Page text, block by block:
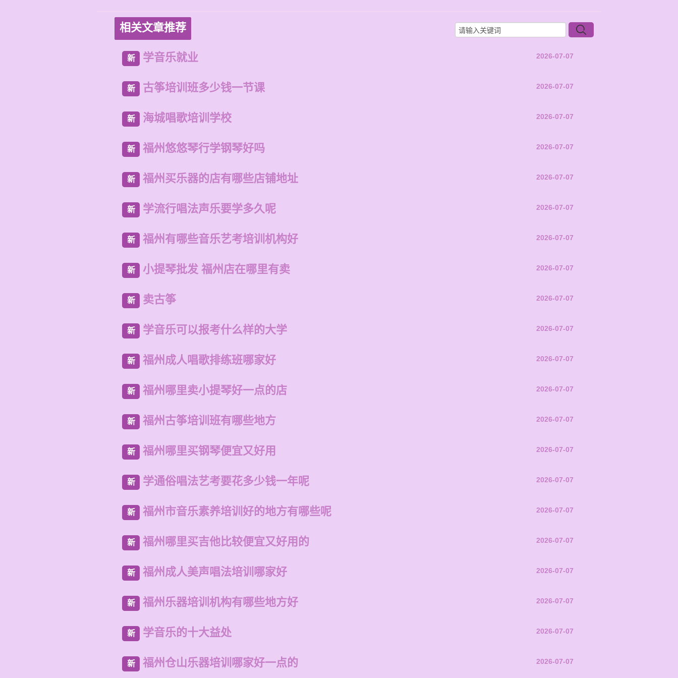
相关文章推荐
新 学音乐就业 2026-07-07
新 古筝培训班多少钱一节课 2026-07-07
新 海城唱歌培训学校 2026-07-07
新 福州悠悠琴行学钢琴好吗 2026-07-07
新 福州买乐器的店有哪些店铺地址 2026-07-07
新 学流行唱法声乐要学多久呢 2026-07-07
新 福州有哪些音乐艺考培训机构好 2026-07-07
新 小提琴批发 福州店在哪里有卖 2026-07-07
新 卖古筝 2026-07-07
新 学音乐可以报考什么样的大学 2026-07-07
新 福州成人唱歌排练班哪家好 2026-07-07
新 福州哪里卖小提琴好一点的店 2026-07-07
新 福州古筝培训班有哪些地方 2026-07-07
新 福州哪里买钢琴便宜又好用 2026-07-07
新 学通俗唱法艺考要花多少钱一年呢 2026-07-07
新 福州市音乐素养培训好的地方有哪些呢 2026-07-07
新 福州哪里买吉他比较便宜又好用的 2026-07-07
新 福州成人美声唱法培训哪家好 2026-07-07
新 福州乐器培训机构有哪些地方好 2026-07-07
新 学音乐的十大益处 2026-07-07
新 福州仓山乐器培训哪家好一点的 2026-07-07